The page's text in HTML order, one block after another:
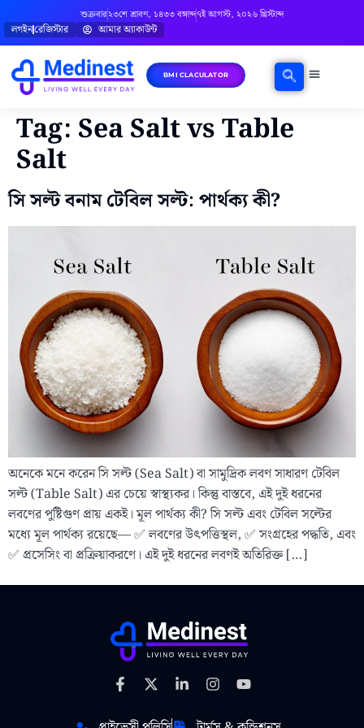
শুক্রবার২৩শে শ্রাবণ, ১৪৩৩ বঙ্গাব্দ৭ই আগস্ট, ২০২৬ খ্রিস্টাব্দ
লগইনরেজিস্টার আমার অ্যাকাউন্ট
BMI CLACULATOR
Tag: Sea Salt vs Table
Salt
সি সল্ট বনাম টেবিল সল্ট: পার্থক্য কী?
অনেকে মনে করেন সি সল্ট (Sea Salt) বা সামুদ্রিক লবণ সাধারণ টেবিল
সল্ট (Table Salt) এর চেয়ে স্বাস্থ্যকর। কিন্তু বাস্তবে, এই দুই ধরনের
লবণের পুষ্টিগুণ প্রায় একই। মূল পার্থক্য কী? সি সল্ট এবং টেবিল সল্টের
মধ্যে মূল পার্থক্য রয়েছে— ✅ লবণের উৎপত্তিস্থল, ✅ সংগ্রহের পদ্ধতি, এবং
✅ প্রসেসিং বা প্রক্রিয়াকরণে। এই দুই ধরনের লবণই অতিরিক্ত […]